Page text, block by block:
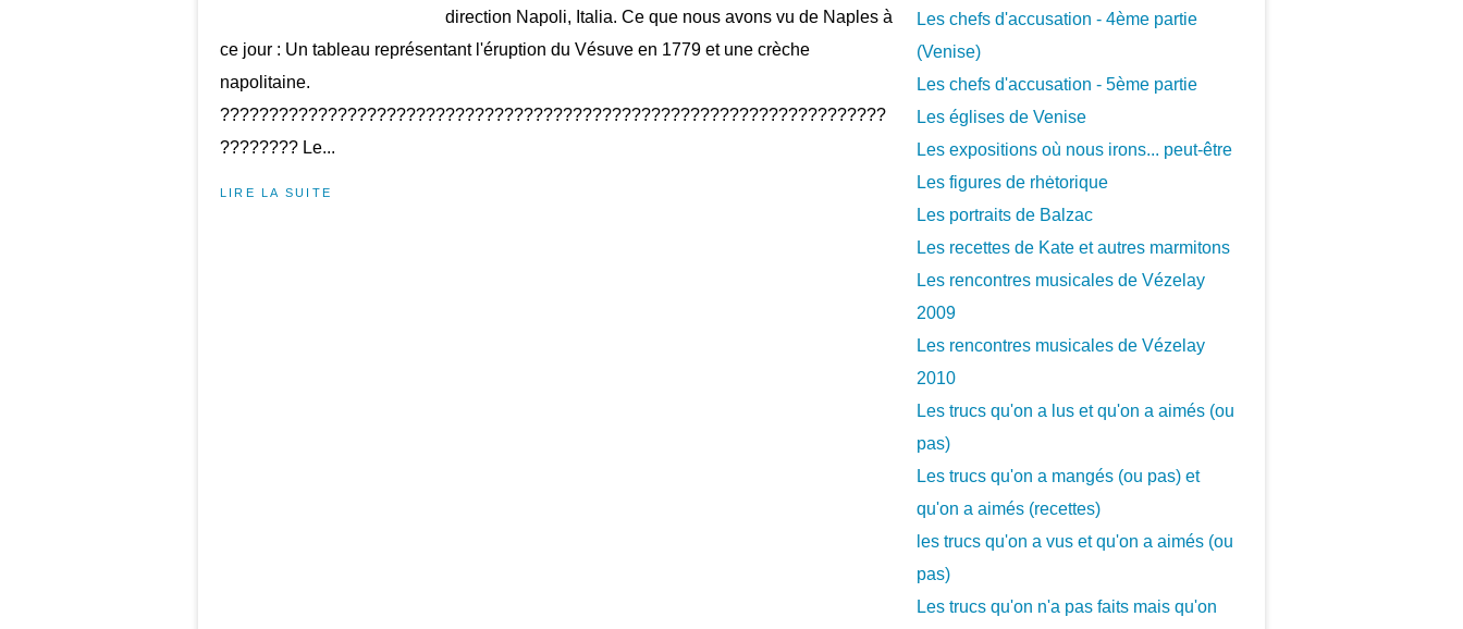
direction Napoli, Italia. Ce que nous avons vu de Naples à
ce jour : Un tableau représentant l'éruption du Vésuve en 1779 et une crèche
napolitaine.
????????????????????????????????????????????????????????????????????
???????? Le...
LIRE LA SUITE
Les chefs d'accusation - 4ème partie
(Venise)
Les chefs d'accusation - 5ème partie
Les églises de Venise
Les expositions où nous irons... peut-être
Les figures de rhėtorique
Les portraits de Balzac
Les recettes de Kate et autres marmitons
Les rencontres musicales de Vézelay
2009
Les rencontres musicales de Vézelay
2010
Les trucs qu'on a lus et qu'on a aimés (ou
pas)
Les trucs qu'on a mangés (ou pas) et
qu'on a aimés (recettes)
les trucs qu'on a vus et qu'on a aimés (ou
pas)
Les trucs qu'on n'a pas faits mais qu'on